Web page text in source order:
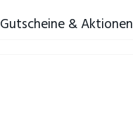
Gutscheine & Aktionen